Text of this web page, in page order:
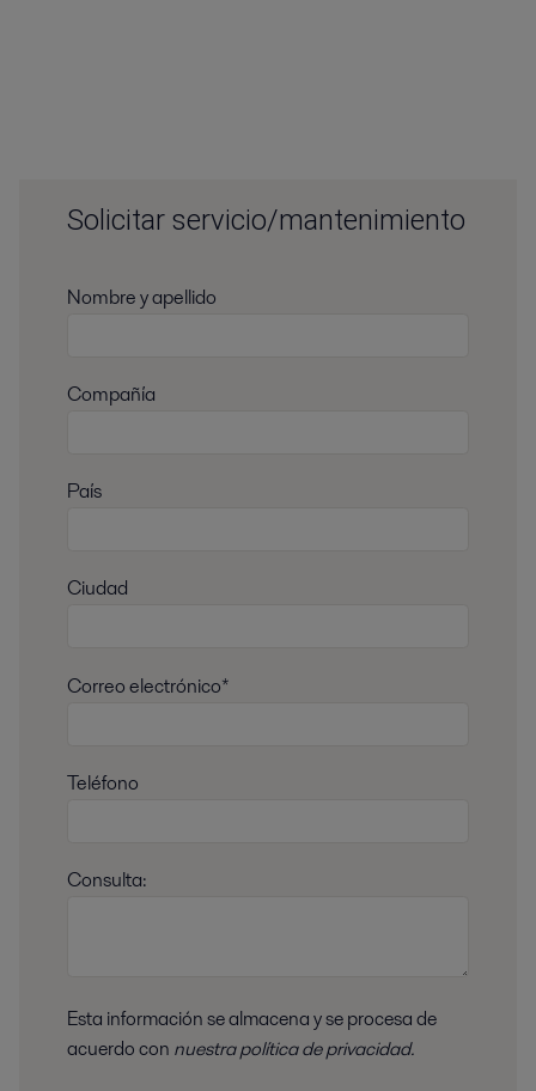
Solicitar servicio/mantenimiento
Nombre y apellido
Compañía
País
Ciudad
Correo electrónico*
Teléfono
Consulta:
Esta información se almacena y se procesa de
acuerdo con nuestra política de privacidad.